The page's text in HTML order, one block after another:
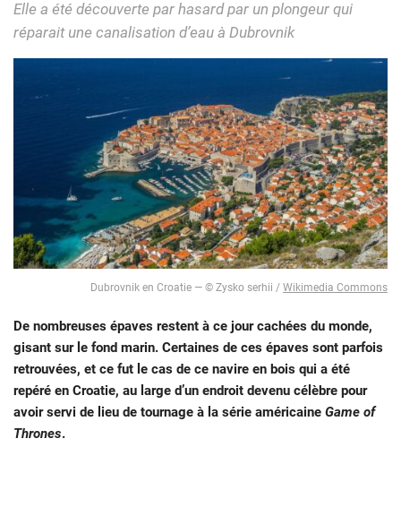
Elle a été découverte par hasard par un plongeur qui
réparait une canalisation d’eau à Dubrovnik
Dubrovnik en Croatie — © Zysko serhii / Wikimedia Commons
De nombreuses épaves restent à ce jour cachées du monde,
gisant sur le fond marin. Certaines de ces épaves sont parfois
retrouvées, et ce fut le cas de ce navire en bois qui a été
repéré en Croatie, au large d’un endroit devenu célèbre pour
avoir servi de lieu de tournage à la série américaine Game of
Thrones.